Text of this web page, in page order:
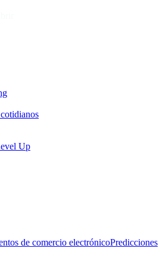
Up
de comercio electrónicoPredicciones